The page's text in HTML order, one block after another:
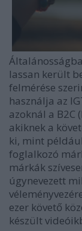
lassan került
felmérése
használja az
azoknál a B2C
akiknek a
ki, mint
foglalkozó
márkák
úgynevezett
ezer követő
készült